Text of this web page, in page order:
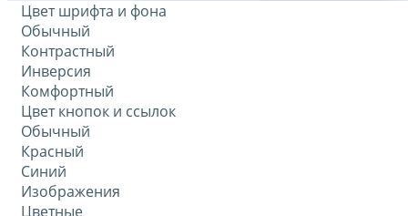
Цвет шрифта и фона
Обычный
Контрастный
Инверсия
Комфортный
Цвет кнопок и ссылок
Обычный
Красный
Синий
Изображения
Цветные